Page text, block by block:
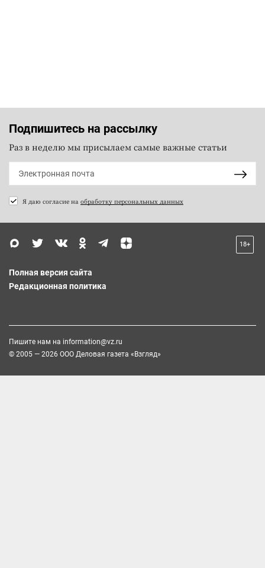
Подпишитесь на рассылку
Раз в неделю мы присылаем самые важные статьи
Я даю согласие на обработку персональных данных
18+
Полная версия сайта
Редакционная политика
Пишите нам на information@vz.ru
© 2005 — 2026 ООО Деловая газета «Взгляд»